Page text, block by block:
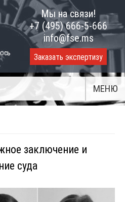
Мы на связи!
+7 (495) 666-5-666
info@fse.ms
Заказать экспертизу
МЕНЮ
заключение и
суда